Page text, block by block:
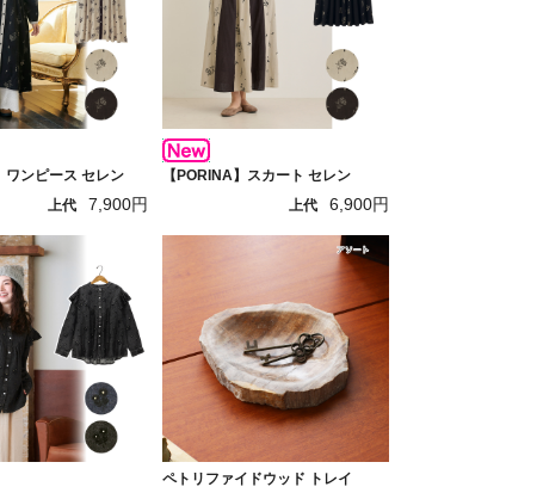
ワンピース セレン
上代
7,900円
【PORINA】スカート セレン
上代
6,900円
ペトリファイドウッド トレイ